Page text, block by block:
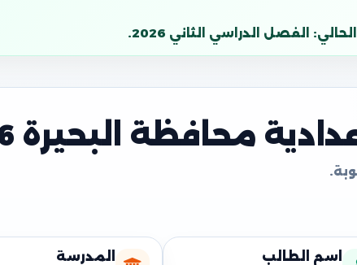
الفصل الدراسي الثاني 2026.
محافظة البحيرة 2026
اسم الطالب المدرسة